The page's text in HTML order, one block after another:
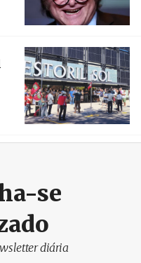
se
diária